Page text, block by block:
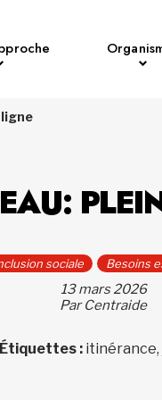
sociale Besoins
13 mars 2026
Par Centraide
Étiquettes : itinérance,